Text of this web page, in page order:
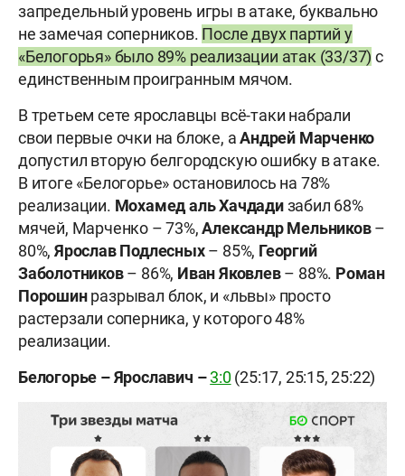
запредельный уровень игры в атаке, буквально
не замечая соперников. После двух партий у
«Белогорья» было 89% реализации атак (33/37) с
единственным проигранным мячом.
В третьем сете ярославцы всё-таки набрали
свои первые очки на блоке, аАндрей Марченко
допустил вторую белгородскую ошибку в атаке.
В итоге «Белогорье» остановилось на 78%
реализации. Мохамед аль Хачдадизабил 68%
мячей, Марченко – 73%,Александр Мельников–
80%, Ярослав Подлесных– 85%, Георгий
Заболотников– 86%, Иван Яковлев– 88%. Роман
Порошинразрывал блок, и «львы» просто
растерзали соперника, у которого 48%
реализации.
Белогорье – Ярославич –3:0(25:17, 25:15, 25:22)